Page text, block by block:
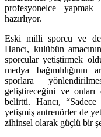
profesyonelce
hazırlıyor.
Eski milli sporcu ve
Hancı, kulübün
sporcular yetiştirmek
medya
sporlara
geliştireceğini ve onları
belirtti. Hancı,
yetişmiş antrenörler de
zihinsel olarak güçlü bir